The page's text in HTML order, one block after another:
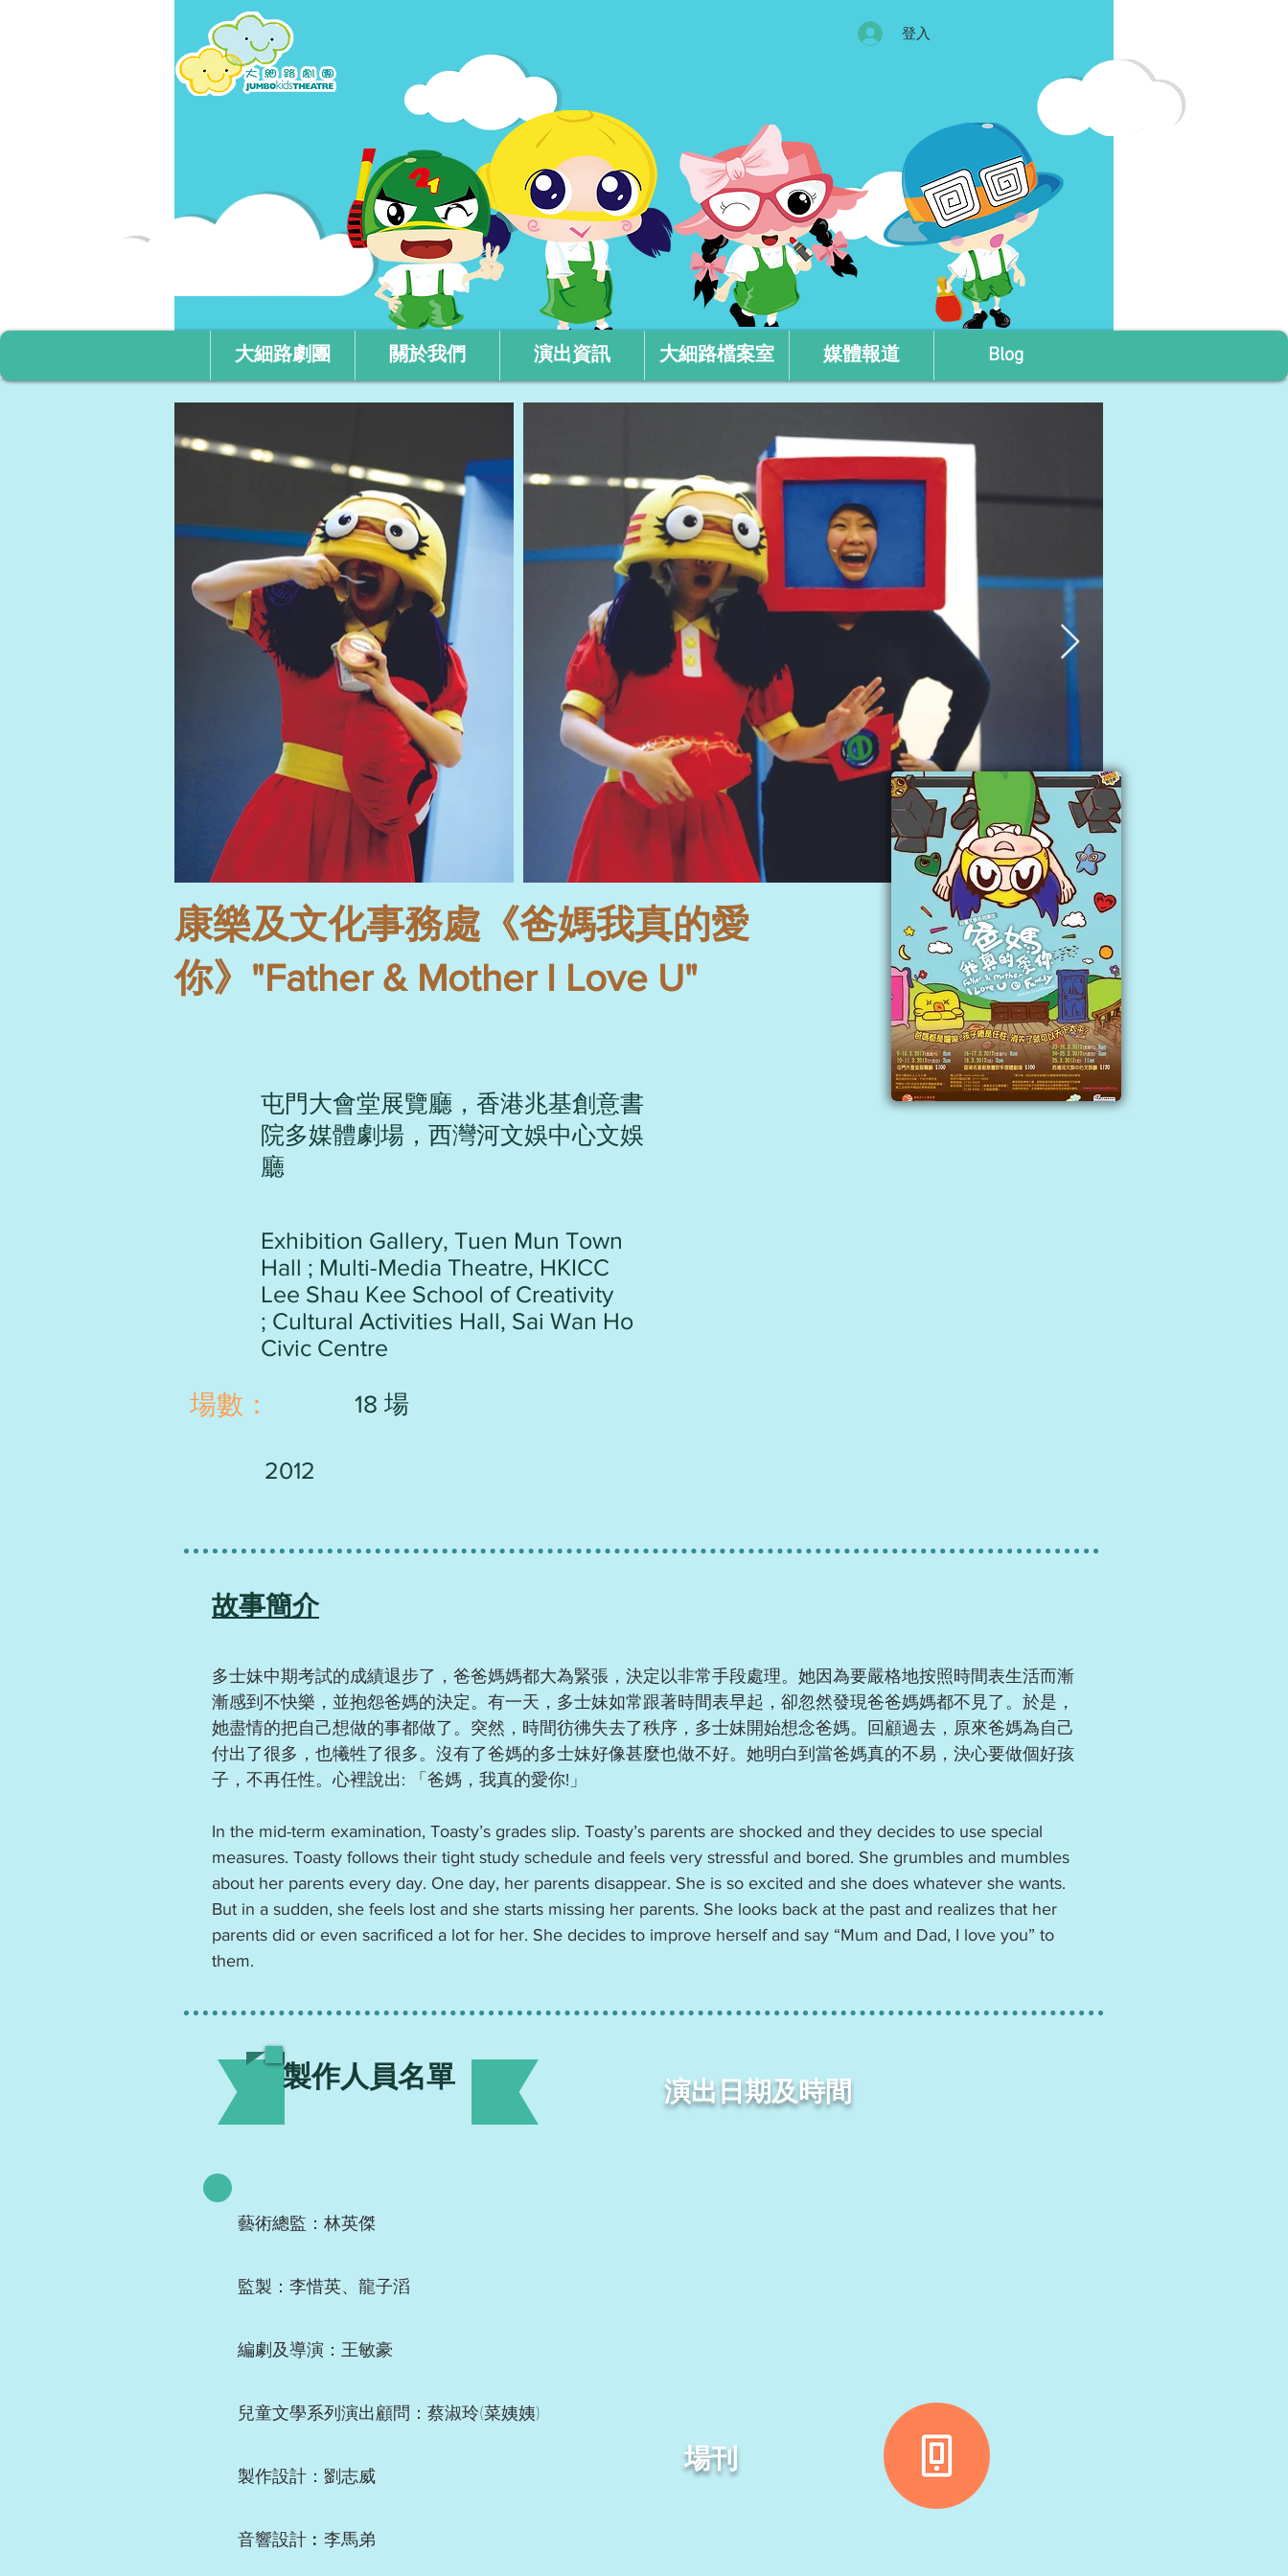
登入
大細路劇團 關於我們 演出資訊 大細路檔案室 媒體報道 Blog
康樂及文化事務處《爸媽我真的愛
你》"Father & Mother I Love U"
屯門大會堂展覽廳，香港兆基創意書
院多媒體劇場，西灣河文娛中心文娛
廳
Exhibition Gallery, Tuen Mun Town
Hall ; Multi-Media Theatre, HKICC
Lee Shau Kee School of Creativity
; Cultural Activities Hall, Sai Wan Ho
Civic Centre
​場數： 18 場
2012
故事簡介
多士妹中期考試的成績退步了，爸爸媽媽都大為緊張，決定以非常手段處理。她因為要嚴格地按照時間表生活而漸
漸感到不快樂，並抱怨爸媽的決定。有一天，多士妹如常跟著時間表早起，卻忽然發現爸爸媽媽都不見了。於是，
她盡情的把自己想做的事都做了。突然，時間彷彿失去了秩序，多士妹開始想念爸媽。回顧過去，原來爸媽為自己
付出了很多，也犧牲了很多。沒有了爸媽的多士妹好像甚麼也做不好。她明白到當爸媽真的不易，決心要做個好孩
子，不再任性。心裡說出: 「爸媽，我真的愛你!」
In the mid-term examination, Toasty’s grades slip. Toasty’s parents are shocked and they decides to use special
measures. Toasty follows their tight study schedule and feels very stressful and bored. She grumbles and mumbles
about her parents every day. One day, her parents disappear. She is so excited and she does whatever she wants.
But in a sudden, she feels lost and she starts missing her parents. She looks back at the past and realizes that her
parents did or even sacrificed a lot for her. She decides to improve herself and say “Mum and Dad, I love you” to
them.
製作人員名單
藝術總監：林英傑
監製：李惜英、龍子滔
編劇及導演：王敏豪
兒童文學系列演出顧問：蔡淑玲(菜姨姨)
製作設計：劉志威
音響設計︰李馬弟
演出日期及時間
場刊